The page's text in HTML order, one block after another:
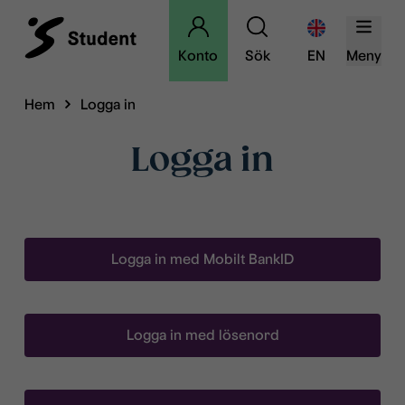
Konto Sök EN Meny
Hem Logga in
Logga in
Logga in med Mobilt BankID
Logga in med lösenord